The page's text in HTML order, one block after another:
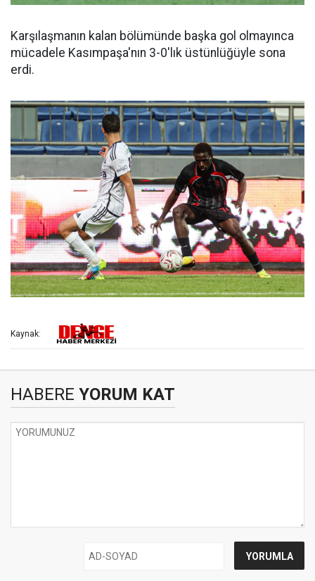
Karşılaşmanın kalan bölümünde başka gol olmayınca
mücadele Kasımpaşa'nın 3-0'lık üstünlüğüyle sona
erdi.
Kaynak:
HABERE YORUM KAT